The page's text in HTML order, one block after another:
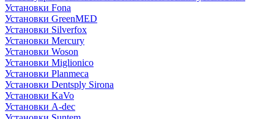
Установки Fona
Установки GreenMED
Установки Silverfox
Установки Mercury
Установки Woson
Установки Miglionico
Установки Planmeca
Установки Dentsply Sirona
Установки KaVo
Установки A-dec